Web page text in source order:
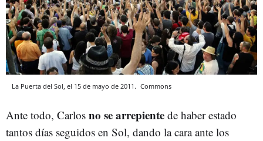
La Puerta del Sol, el 15 de mayo de 2011. Commons
Ante todo, Carlos no se arrepiente de haber estado
tantos días seguidos en Sol, dando la cara ante los